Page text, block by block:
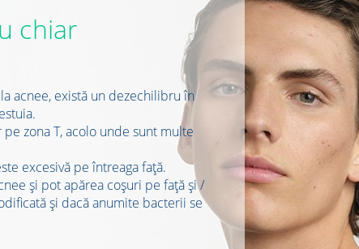
chiar
acnee, există un dezechilibru în
zona T, acolo unde sunt multe
excesivă pe întreaga față.
și pot apărea coșuri pe față și /
și dacă anumite bacterii se